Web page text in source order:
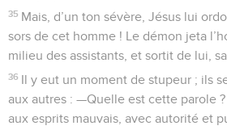
35 Mais, d’un ton sévère, Jésus lui
sors de cet homme ! Le démon jeta
milieu des assistants, et sortit de lui,
36 Il y eut un moment de stupeur ; ils
aux autres : —Quelle est cette parole
aux esprits mauvais, avec autorité et